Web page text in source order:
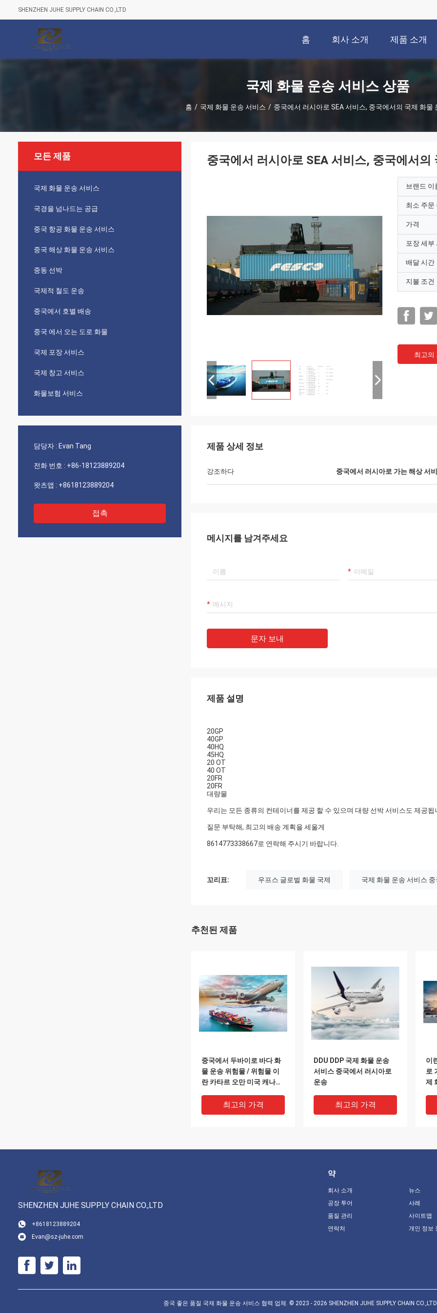
SHENZHEN JUHE SUPPLY CHAIN CO.,LTD
홈 회사 소개 제품 소개
국제 화물 운송 서비스 상품
홈 / 국제 화물 운송 서비스 / 중국에서 러시아로 SEA 서비스, 중국에서의 국제 화물
모든 제품
국제 화물 운송 서비스
국경을 넘나드는 공급
중국 항공 화물 운송 서비스
중국 해상 화물 운송 서비스
중동 선박
국제적 철도 운송
중국에서 호별 배송
중국 에서 오는 도로 화물
국제 포장 서비스
국제 창고 서비스
화물보험 서비스
담당자 : Evan Tang
전화 번호 : +86-18123889204
왓츠앱 : +8618123889204
접촉
중국에서 러시아로 SEA 서비스, 중국에서의
브랜드 이
최소 주문
가격
포장 세부
배달 시간
지불 조건
최고의
제품 상세 정보
강조하다 중국에서 러시아로 가는 해상 서
메시지를 남겨주세요
문자 보내
제품 설명
20GP
40GP
40HQ
45HQ
20 OT
40 OT
20FR
20FR
대량물
우리는 모든 종류의 컨테이너를 제공 할 수 있으며 대량 선박 서비스도 제공됩
질문 부탁해, 최고의 배송 계획을 세울게
8614773338667로 연락해 주시기 바랍니다.
꼬리표: 우프스 글로벌 화물 국제 국제 화물 운송 서비스
추천된 제품
중국에서 두바이로 바다 화
물 운송 위험물 / 위험물 이
란 카타르 오만 미국 캐나다
최고의 가격
DDU DDP 국제 화물 운송
서비스 중국에서 러시아로
운송
최고의 가격
이
로
제
SHENZHEN JUHE SUPPLY CHAIN CO.,LTD
+8618123889204
Evan@sz-juhe.com
약
회사 소개
공장 투어
품질 관리
연락처
뉴스
사례
사이트맵
개인 정보
중국 좋은 품질 국제 화물 운송 서비스 협력 업체. © 2023 - 2026 SHENZHEN JUHE SUPPLY CHAIN